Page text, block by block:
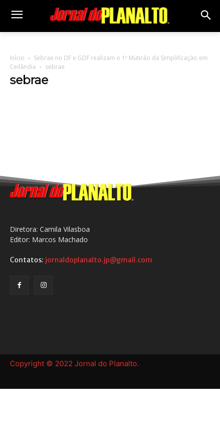
Início
Sebrae no DF e GDF realizam o 1º Mutirão da Simplificação em
Ceilândia
sebrae
sebrae
Diretora: Camila Vilasboa
Editor: Marcos Machado
Contatos: jornaldoplanalto.jp@gmail.com
Copyright © 2022 Jornal do Planalto.